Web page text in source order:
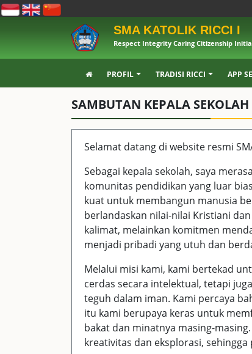
SMA KATOLIK RICCI I
Respect Integrity Caring Citizenship
PROFIL TRADISI RICCI APP
SAMBUTAN KEPALA SEKOLAH
Selamat datang di website resmi
Sebagai kepala sekolah, saya
komunitas pendidikan yang luar
kuat untuk membangun manusia
berlandaskan nilai-nilai Kristiani
kalimat, melainkan komitmen
menjadi pribadi yang utuh dan
Melalui misi kami, kami bertekad
cerdas secara intelektual, tetapi
teguh dalam iman. Kami percaya
itu kami berupaya keras untuk
bakat dan minatnya masing-
kreativitas dan eksplorasi,